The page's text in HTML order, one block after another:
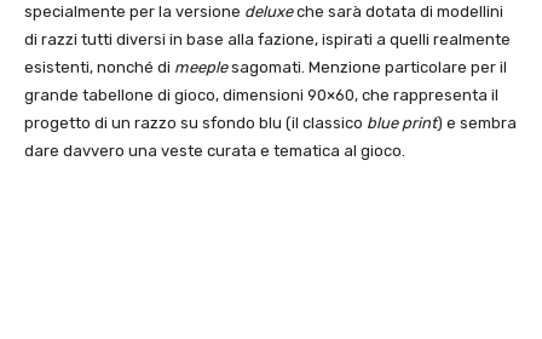
specialmente per la versione deluxeche sarà dotata di modellini
di razzi tutti diversi in base alla fazione, ispirati a quelli realmente
esistenti, nonché di meeplesagomati. Menzione particolare per il
grande tabellone di gioco, dimensioni 90×60, che rappresenta il
progetto di un razzo su sfondo blu (il classico blue print) e sembra
dare davvero una veste curata e tematica al gioco.